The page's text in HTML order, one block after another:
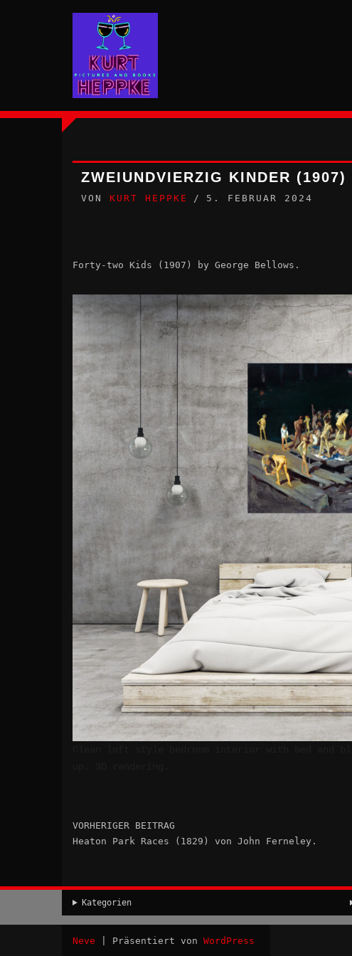
ZWEIUNDVIERZIG KINDER
VON KURT HEPPKE 5. FEBRUAR 2024
Forty-two Kids (1907) by George Bellows.
VORHERIGER BEITRAG
Heaton Park Races (1829) von John Ferneley.
Kategorien
Neve | Präsentiert von WordPress